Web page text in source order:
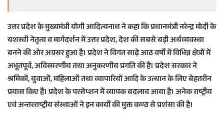
उत्तर प्रदेश के मुख्यमंत्री योगी आदित्यनाथ ने कहा कि प्रधानमंत्री नरेन्द्र मोदी के
यशस्वी नेतृत्व व मार्गदर्शन में उत्तर प्रदेश, देश की सबसे बड़ी अर्थव्यवस्था
बनने की ओर अग्रसर हुआ है। प्रदेश ने विगत साढ़े आठ वर्षों में विभिन्न क्षेत्रों में
अभूतपूर्व, अविस्मरणीय तथा अनुकरणीय प्रगति की है। प्रदेश सरकार ने
श्रमिकों, युवाओं, महिलाओं तथा व्यापारियों आदि के उत्थान के लिए बेहतरीन
प्रयास किए हैं। प्रदेश के परसेप्शन में व्यापक बदलाव आया है। अनेक राष्ट्रीय
एवं अन्तरराष्ट्रीय संस्थाओं ने इन कार्यों की मुक्त कण्ठ से प्रशंसा की है।